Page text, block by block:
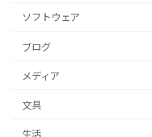
ソフトウェア
ブログ
メディア
文具
生活